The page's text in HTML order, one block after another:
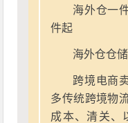
海外仓一
件起
海外仓仓
跨境电商
多传统跨境物
成本、清关、